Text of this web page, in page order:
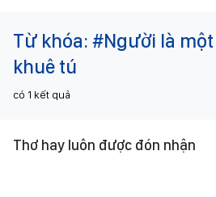
Từ khóa: #Người là
khuê tú
có 1 kết quả
Thơ hay luôn được đón nhận